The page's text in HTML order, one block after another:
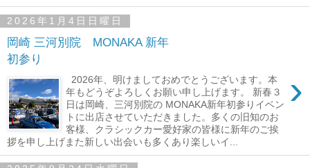
2026年1月4日日曜日
岡崎 三河別院 MONAKA 新年
初参り
›
2026年、明けましておめでとうございます。本
年もどうぞよろしくお願い申し上げます。 新春３
日は岡崎、三河別院の MONAKA新年初参りイベン
トに出店させていただきました。多くの旧知のお
客様、クラシックカー愛好家の皆様に新年のご挨
拶を申し上げまた新しい出会いも多くあり楽しいイ...